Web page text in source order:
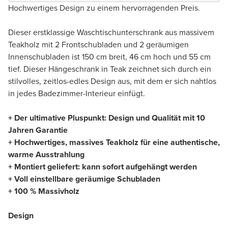
Hochwertiges Design zu einem hervorragenden Preis.
Dieser erstklassige Waschtischunterschrank aus massivem
Teakholz mit 2 Frontschubladen und 2 geräumigen
Innenschubladen ist 150 cm breit, 46 cm hoch und 55 cm
tief. Dieser Hängeschrank in Teak zeichnet sich durch ein
stilvolles, zeitlos-edles Design aus, mit dem er sich nahtlos
in jedes Badezimmer-Interieur einfügt.
+ Der ultimative Pluspunkt: Design und Qualität mit 10
Jahren Garantie
+ Hochwertiges, massives Teakholz für eine authentische,
warme Ausstrahlung
+ Montiert geliefert: kann sofort aufgehängt werden
+ Voll einstellbare geräumige Schubladen
+ 100 % Massivholz
Design